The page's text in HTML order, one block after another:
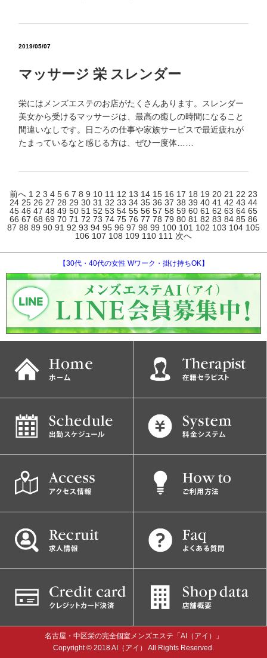
2019/05/07
マッサージ 栄 スレンダー
栄にはメンズエステのお店がたくさんあります。スレンダー
美女から受けるマッサージは、最高の癒しの時間になること
間違いなしです。日ごろの仕事や家族サービスで最近疲れが
たまっているなと感じる方は、ぜひ一度体……
前へ 1 2 3 4 5 6 7 8 9 10 11 12 13 14 15 16 17 18 19 20 21 22 23
24 25 26 27 28 29 30 31 32 33 34 35 36 37 38 39 40 41 42 43 44
45 46 47 48 49 50 51 52 53 54 55 56 57 58 59 60 61 62 63 64 65
66 67 68 69 70 71 72 73 74 75 76 77 78 79 80 81 82 83 84 85 86
87 88 89 90 91 92 93 94 95 96 97 98 99 100 101 102 103 104 105
106 107 108 109 110 111 次へ
【30代・40代の女性 Wワーク・掛け持ちOK】
名古屋・中区栄の完全個室メンズエステ「AI（アイ）」
Copyright © 2018 AI（アイ） All Rights Reserved.